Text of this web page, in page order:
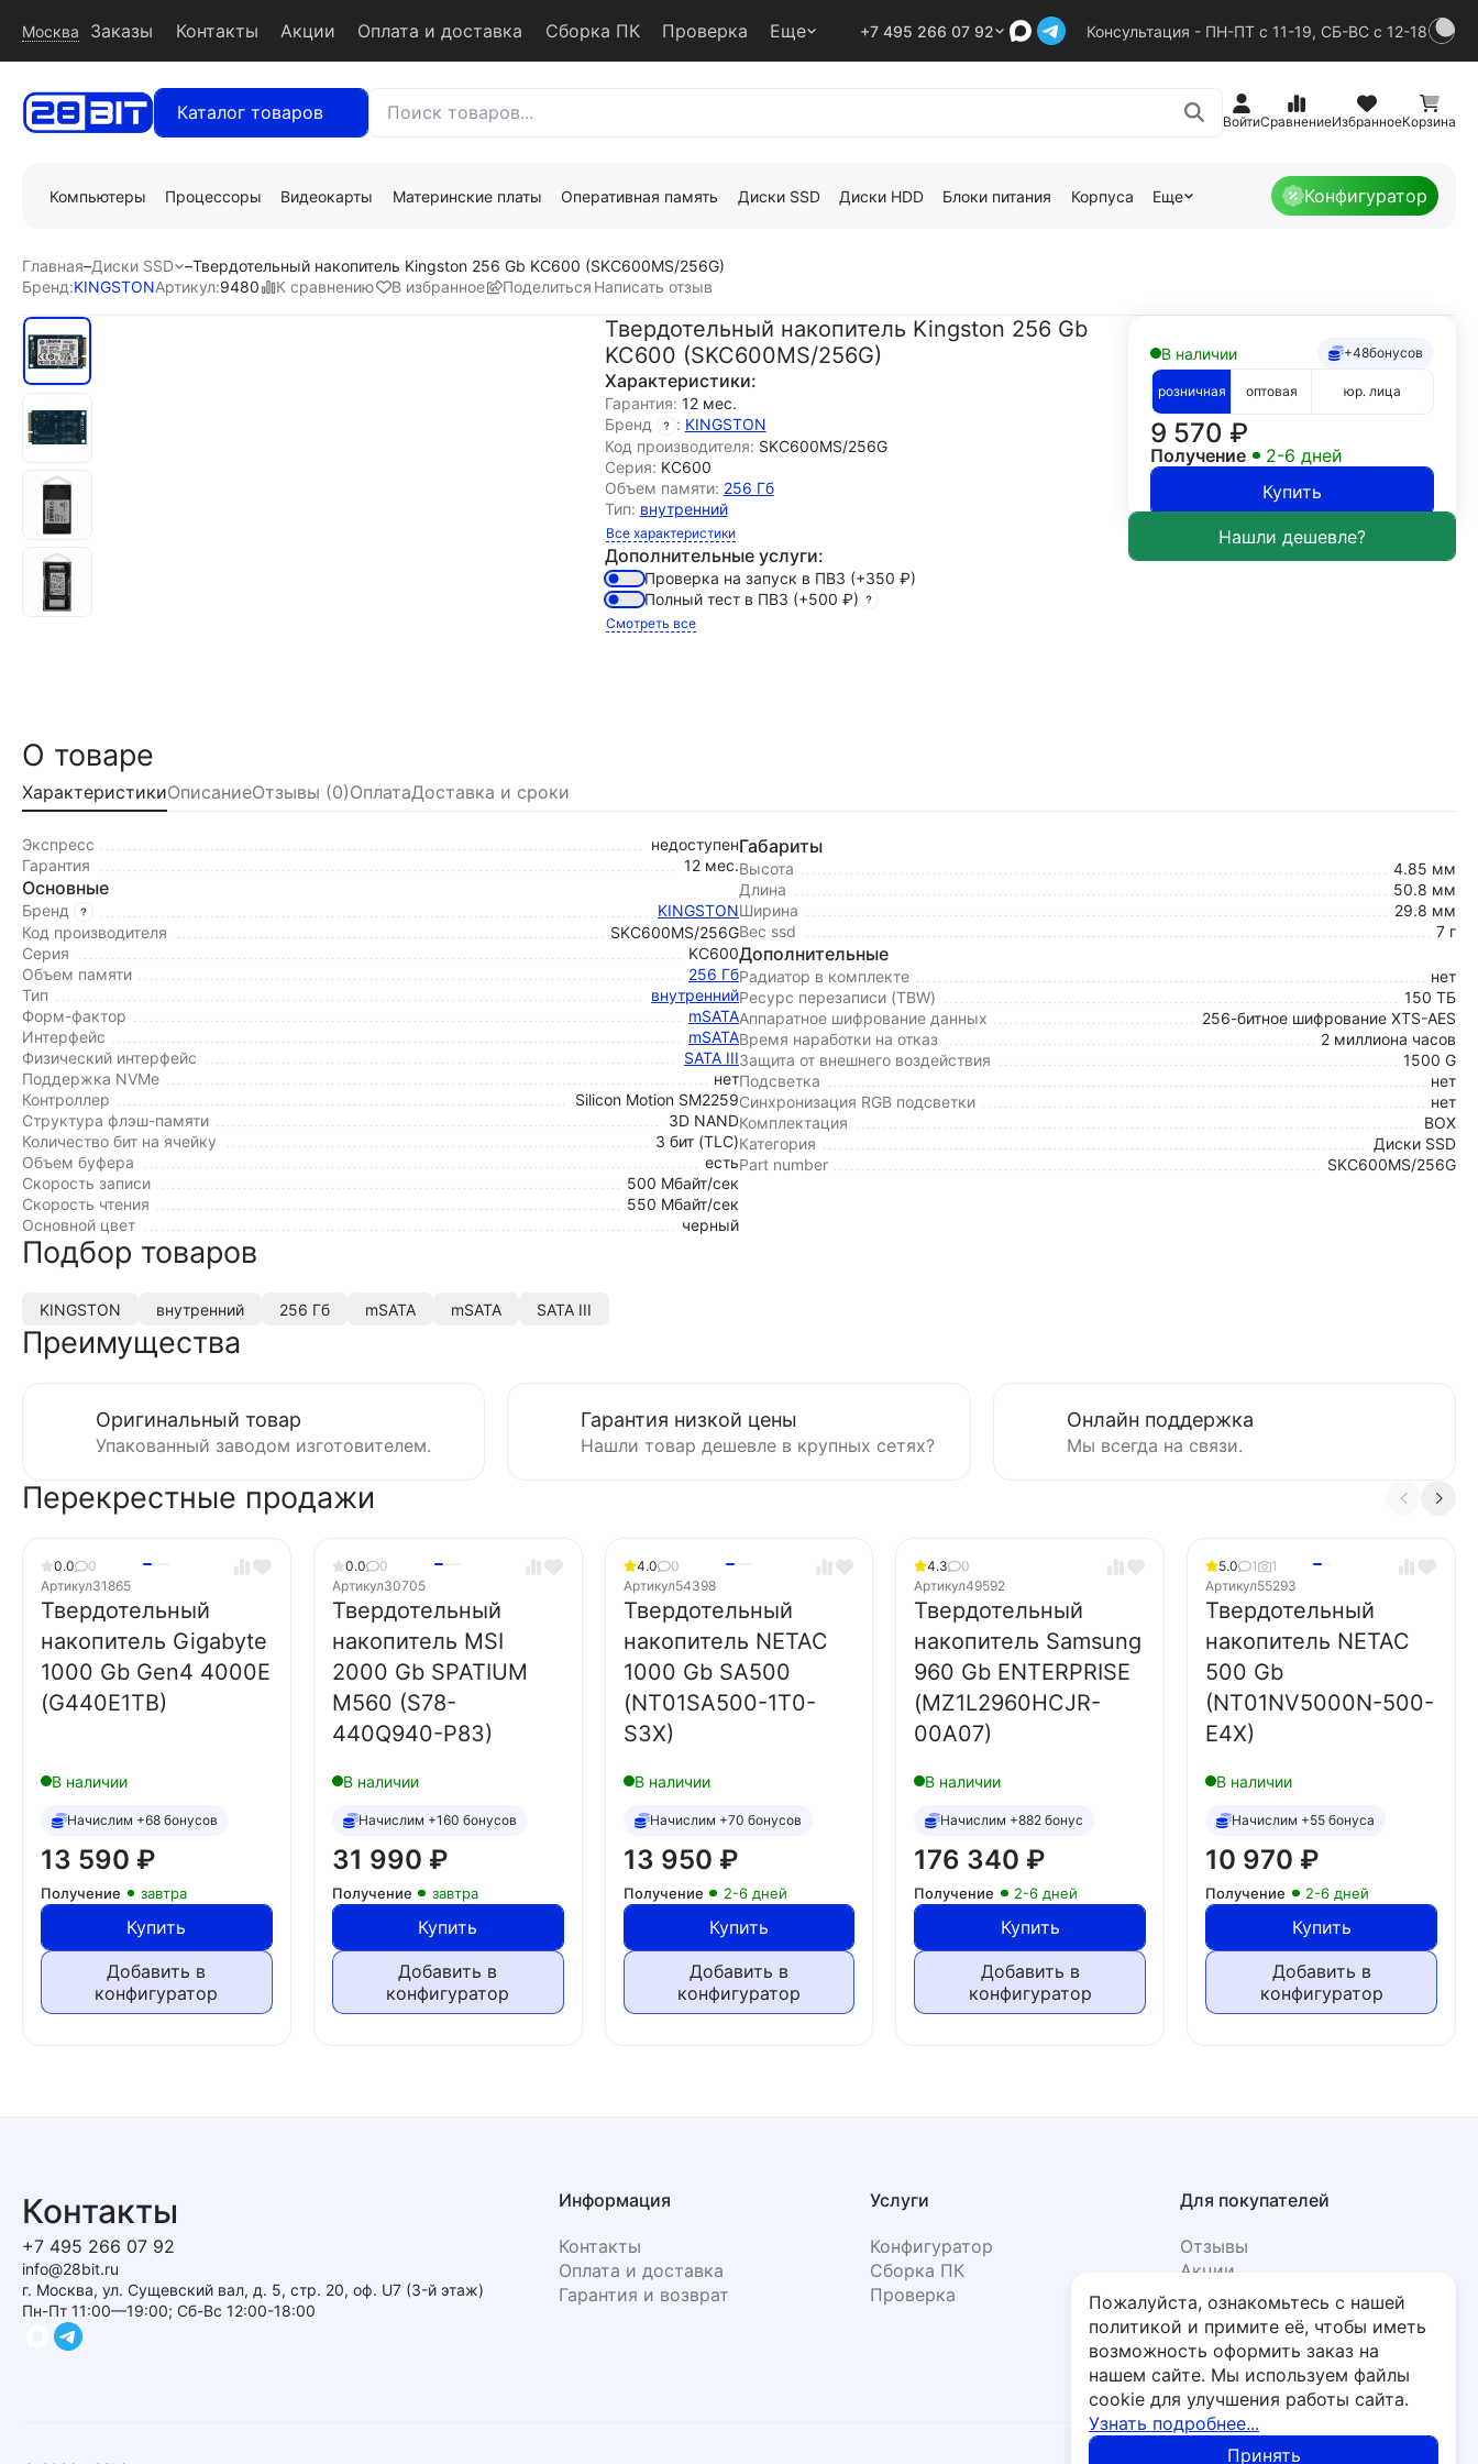
Москва Заказы Контакты Акции Оплата и доставка Сборка ПК Проверка Еще +7 495 266 07 92 Консультация - ПН-ПТ с 11-19, СБ-ВС с 12-18
Каталог товаров ВойтиСравнениеИзбранноеКорзина
Компьютеры Процессоры Видеокарты Материнские платы Оперативная память Диски SSD Диски HDD Блоки питания Корпуса Еще Конфигуратор
Главная–Диски SSD –Твердотельный накопитель Kingston 256 Gb KC600 (SKC600MS/256G)
Бренд:KINGSTONАртикул:9480 К сравнению В избранное Поделиться Написать отзыв
Твердотельный накопитель Kingston 256 Gb
KC600 (SKC600MS/256G)
Характеристики:
Гарантия: 12 мес.
Бренд
: KINGSTON
Код производителя: SKC600MS/256G
Серия: KC600
Объем памяти: 256 Гб
Тип: внутренний
Все характеристики
Дополнительные услуги:
Проверка на запуск в ПВЗ (+350 ₽)
Полный тест в ПВЗ (+500 ₽)
Смотреть все
В наличии +48бонусов
розничная оптовая юр. лица
9 570 ₽
Получение
2-6 дней
Купить
О товаре
ХарактеристикиОписаниеОтзывы (0)ОплатаДоставка и сроки
Экспресс
недоступен
Гарантия
12 мес.
Основные
Бренд
KINGSTON
Код производителя
SKC600MS/256G
Серия
KC600
Объем памяти
256 Гб
Тип
внутренний
Форм-фактор
mSATA
Интерфейс
mSATA
Физический интерфейс
SATA III
Поддержка NVMe
нет
Контроллер
Silicon Motion SM2259
Структура флэш-памяти
3D NAND
Количество бит на ячейку
3 бит (TLC)
Объем буфера
есть
Cкорость записи
500 Мбайт/сек
Cкорость чтения
550 Мбайт/сек
Основной цвет
черный
Габариты
Высота
4.85 мм
Длина
50.8 мм
Ширина
29.8 мм
Вес ssd
7 г
Дополнительные
Радиатор в комплекте
нет
Ресурс перезаписи (TBW)
150 ТБ
Аппаратное шифрование данных
256-битное шифрование XTS-AES
Время наработки на отказ
2 миллиона часов
Защита от внешнего воздействия
1500 G
Подсветка
нет
Синхронизация RGB подсветки
нет
Комплектация
BOX
Категория
Диски SSD
Part number
SKC600MS/256G
Подбор товаров
KINGSTON внутренний 256 Гб mSATA mSATA SATA III
Преимущества
Оригинальный товар
Упакованный заводом изготовителем.
Гарантия низкой цены
Нашли товар дешевле в крупных сетях?
Онлайн поддержка
Мы всегда на связи.
Перекрестные продажи
0.0
0
Артикул31865
Твердотельный
накопитель Gigabyte
1000 Gb Gen4 4000E
(G440E1TB)
В наличии
Начислим +68 бонусов
13 590 ₽
Получение завтра
Купить
Добавить в
конфигуратор
0.0
0
Артикул30705
Твердотельный
накопитель MSI
2000 Gb SPATIUM
M560 (S78-
440Q940-P83)
В наличии
Начислим +160 бонусов
31 990 ₽
Получение завтра
Купить
Добавить в
конфигуратор
4.0
0
Артикул54398
Твердотельный
накопитель NETAC
1000 Gb SA500
(NT01SA500-1T0-
S3X)
В наличии
Начислим +70 бонусов
13 950 ₽
Получение 2-6 дней
Купить
Добавить в
конфигуратор
4.3
0
Артикул49592
Твердотельный
накопитель Samsung
960 Gb ENTERPRISE
(MZ1L2960HCJR-
00A07)
В наличии
Начислим +882 бонус
176 340 ₽
Получение 2-6 дней
Купить
Добавить в
конфигуратор
5.0 1
1
Артикул55293
Твердотельный
накопитель NETAC
500 Gb
(NT01NV5000N-500-
E4X)
В наличии
Начислим +55 бонуса
10 970 ₽
Получение 2-6 дней
Купить
Добавить в
конфигуратор
Контакты
+7 495 266 07 92
info@28bit.ru
г. Москва, ул. Сущевский вал, д. 5, стр. 20, оф. U7 (3-й этаж)
Пн-Пт 11:00—19:00; Сб-Вс 12:00-18:00
Информация
Контакты
Оплата и доставка
Гарантия и возврат
Услуги
Конфигуратор
Сборка ПК
Проверка
Для покупателей
Отзывы
Акции
Фото
Пожалуйста, ознакомьтесь с нашей
политикой и примите её, чтобы иметь
возможность оформить заказ на
нашем сайте. Мы используем файлы
cookie для улучшения работы сайта.
Узнать подробнее...
Принять